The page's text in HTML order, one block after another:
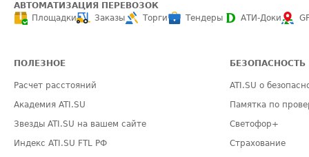
АВТОМАТИЗАЦИЯ ПЕРЕВОЗОК
Площадки
Заказы Торги Тендеры АТИ-Доки
ПОЛЕЗНОЕ
Расчет расстояний
Академия ATI.SU
Звезды ATI.SU на вашем сайте
Индекс ATI.SU FTL РФ
БЕЗОПАСНОСТЬ
ATI.SU о
Памятка по
Светофор+
Страхование